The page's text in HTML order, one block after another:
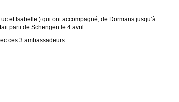
et Isabelle ) qui ont accompagné, de Dormans jusqu’à
parti de Schengen le 4 avril.
ces 3 ambassadeurs.